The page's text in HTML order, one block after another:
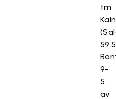
tm
9-
5
av